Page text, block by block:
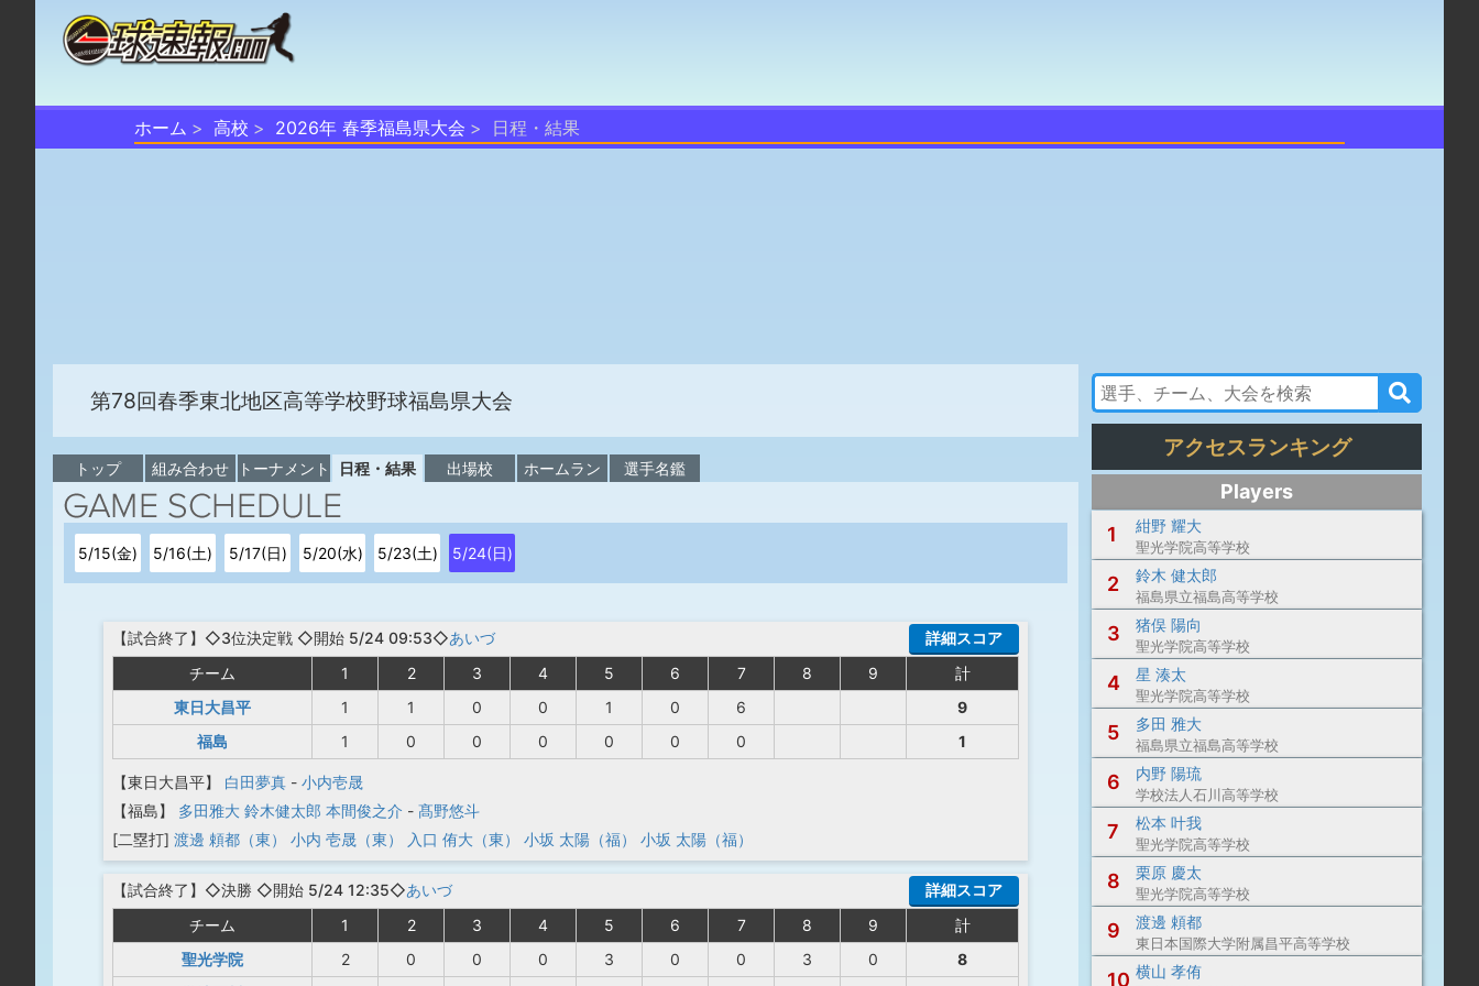
ホーム 高校 2026年 春季福島県大会 日程・結果
第78回春季東北地区高等学校野球福島県大会
トップ 組み合わせ トーナメント 日程・結果 出場校 ホームラン 選手名鑑
5/15(金) 5/16(土) 5/17(日) 5/20(水) 5/23(土) 5/24(日)
【試合終了 】◇3位決定戦 ◇開始 5/24 09:53◇あいづ
チーム
1 2 3 4 5 6 7 8 9
計
東日大昌平
1 1 0 0 1 0 6
9
福島
1 0 0 0 0 0 0 1
【東日大昌平】 白田夢真 - 小内壱晟
【福島】
多田雅大 鈴木健太郎 本間俊之介 - 髙野悠斗
[二塁打] 渡邊 頼都（東） 小内 壱晟（東） 入口 侑大（東） 小坂 太陽（福） 小坂 太陽（福）
詳細スコア
【試合終了 】◇決勝 ◇開始 5/24 12:35◇あいづ
チーム
1 2 3 4 5 6 7 8 9
計
聖光学院
2 0 0 0 3 0 0 3 0
8
詳細スコア
アクセスランキング
Players
1
紺野 耀大
聖光学院高等学校
2 鈴木 健太郎
福島県立福島高等学校
3 猪俣 陽向
聖光学院高等学校
4 星 湊太
聖光学院高等学校
5 多田 雅大
福島県立福島高等学校
6 内野 陽琉
学校法人石川高等学校
7 松本 叶我
聖光学院高等学校
8 栗原 慶太
聖光学院高等学校
9 渡邊 頼都
東日本国際大学附属昌平高等学校
10 横山 孝侑